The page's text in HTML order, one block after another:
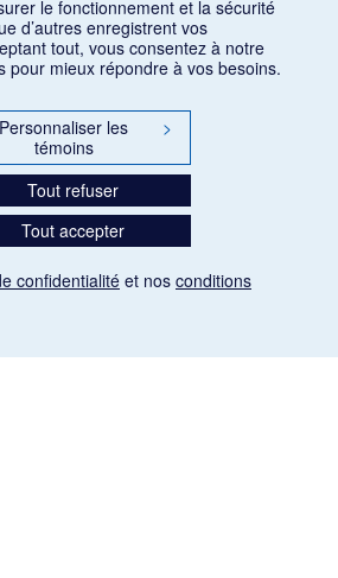
le fonctionnement et la sécurité
d’autres enregistrent vos
tout, vous consentez à notre
pour mieux répondre à vos besoins.
Personnaliser les
témoins
>
Tout refuser
Tout accepter
confidentialité et nos conditions